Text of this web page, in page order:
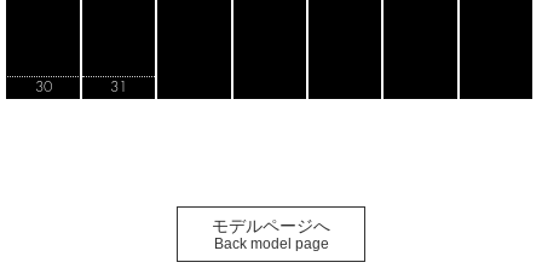
モデルページへ
Back model page